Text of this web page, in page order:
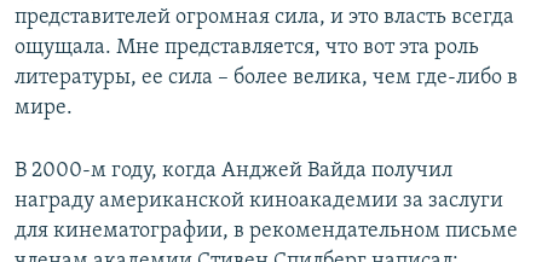
представителей огромная сила, и это власть всегда
ощущала. Мне представляется, что вот эта роль
литературы, ее сила – более велика, чем где-либо в
мире.
В 2000-м году, когда Анджей Вайда получил
награду американской киноакадемии за заслуги
для кинематографии, в рекомендательном письме